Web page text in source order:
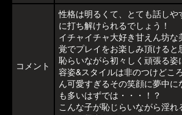
コメント
性格は明るくて、とても話しや
に打ち解けられるでしょう！
イチャイチャ大好き甘えん坊
覚でプレイをお楽しみ頂ける
恥らいながら初々しく頑張る姿
容姿&スタイルは非のつけどこ
ん可愛すぎるその笑顔に夢中
も多いはずでは・・・！？
こんな子が恥じらいながら淫れ